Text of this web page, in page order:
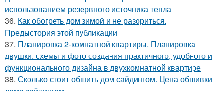
использованием резервного источника тепла
36. Как обогреть дом зимой и не разориться.
Предыстория этой публикации
37. Планировка 2-комнатной квартиры. Планировка
двушки: схемы и фото создания практичного, удобного и
функционального дизайна в двухкомнатной квартире
38. Сколько стоит обшить дом сайдингом. Цена обшивки